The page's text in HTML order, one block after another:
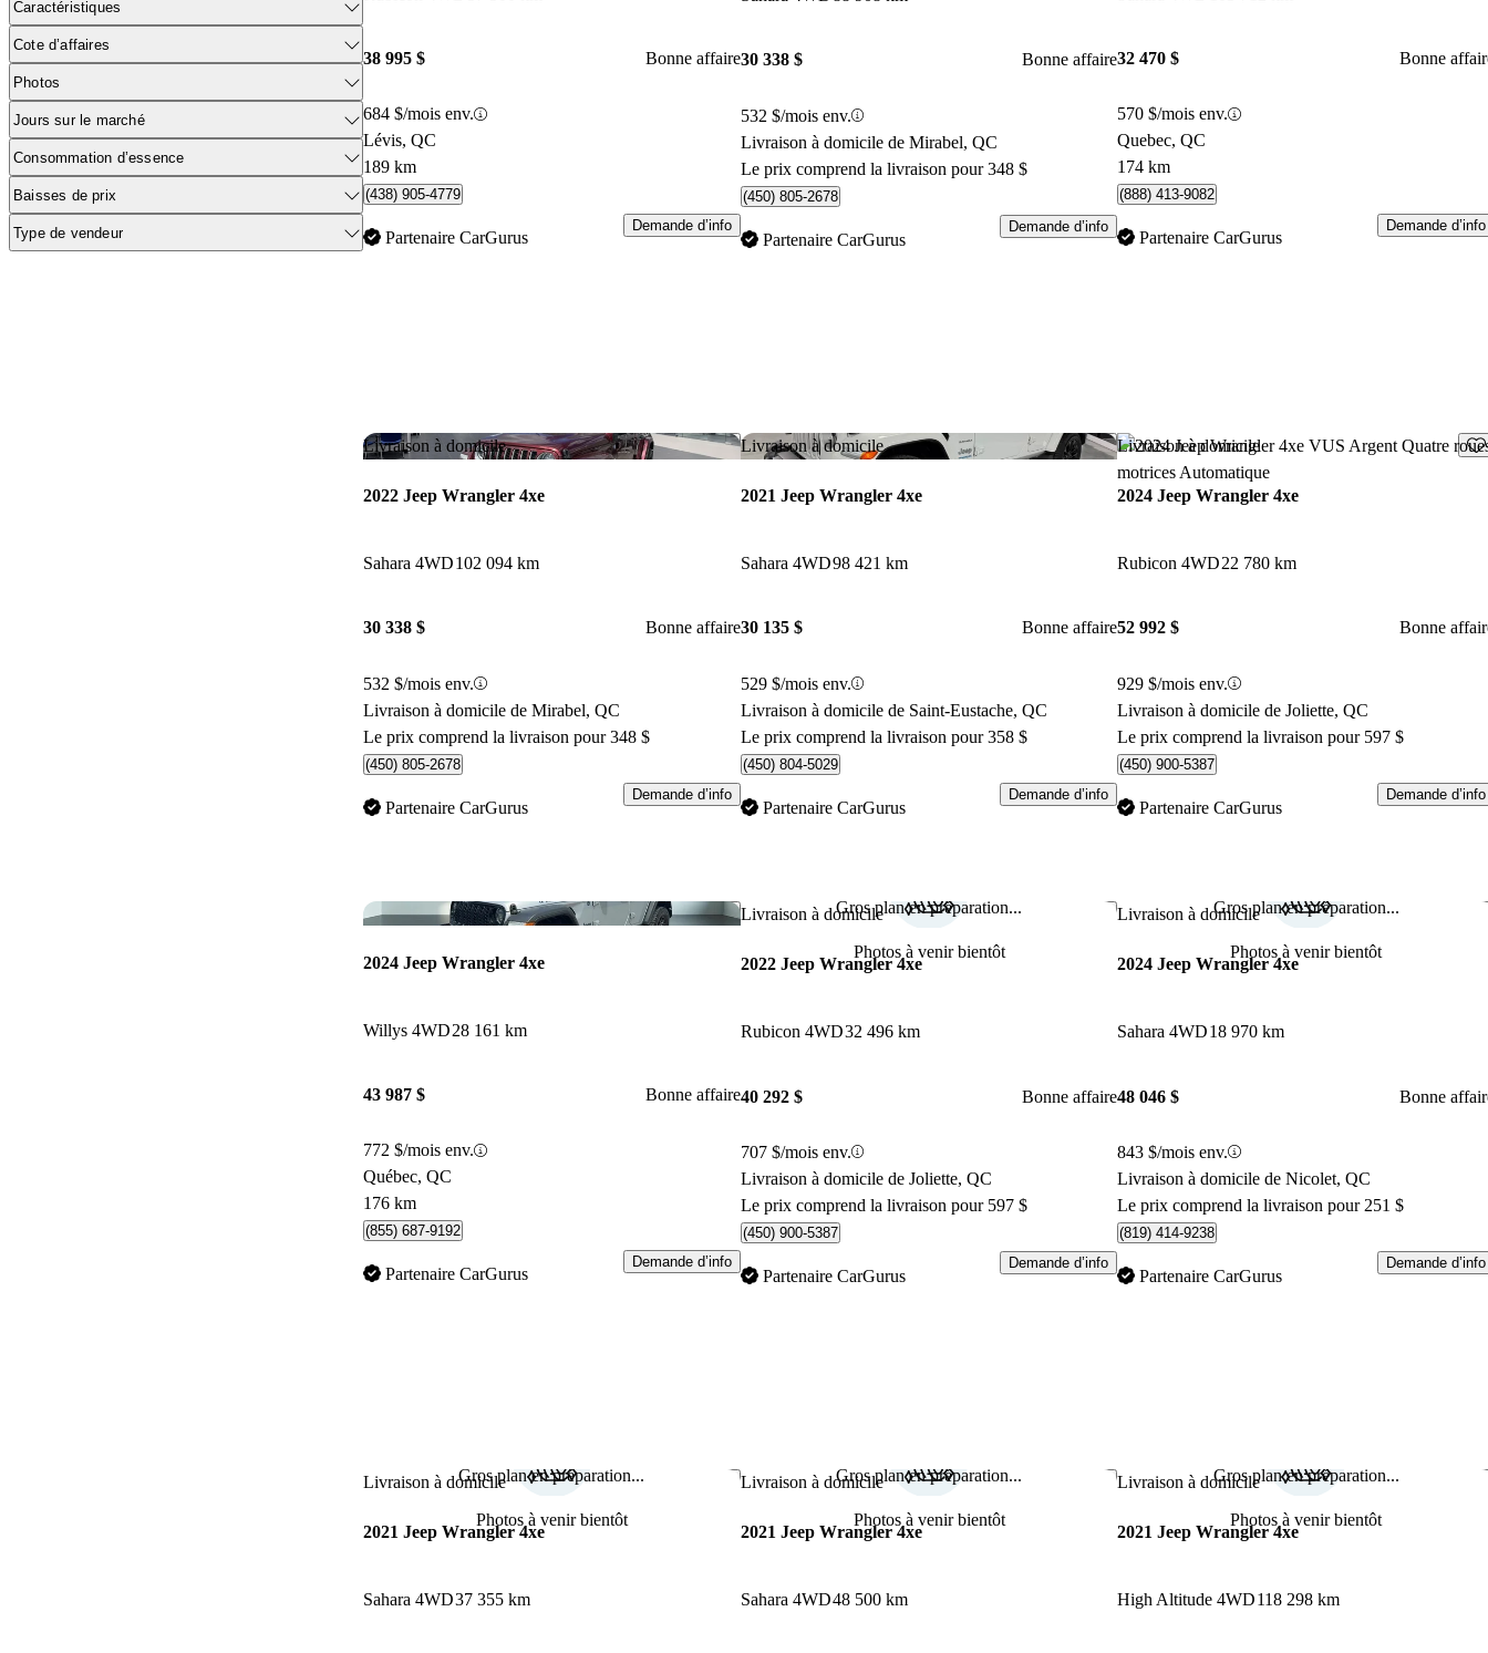
Caractéristiques
Cote d’affaires
Photos
Jours sur le marché
Consommation d’essence
Baisses de prix
Type de vendeur
38 995 $ Bonne affaire
684 $/mois env.
Lévis, QC
189 km
(438) 905-4779
Partenaire CarGurus
Demande d’info
30 338 $ Bonne affaire
532 $/mois env.
Livraison à domicile de Mirabel, QC
Le prix comprend la livraison pour 348 $
(450) 805-2678
Partenaire CarGurus
Demande d’info
32 470 $ Bonne
570 $/mois env.
Quebec, QC
174 km
(888) 413-9082
Partenaire CarGurus
Demande d’info
Livraison à domicile Enregistrer cette annonce
2022 Jeep Wrangler 4xe
Sahara 4WD102 094 km
30 338 $ Bonne affaire
532 $/mois env.
Livraison à domicile de Mirabel, QC
Le prix comprend la livraison pour 348 $
(450) 805-2678
Partenaire CarGurus
Demande d’info
Livraison à domicile Enregistrer cette annonce
2021 Jeep Wrangler 4xe
Sahara 4WD98 421 km
30 135 $ Bonne affaire
529 $/mois env.
Livraison à domicile de Saint-Eustache, QC
Le prix comprend la livraison pour 358 $
(450) 804-5029
Partenaire CarGurus
Demande d’info
Livraison à domicile
2024 Jeep Wrangler 4xe
Rubicon 4WD22 780 km
52 992 $ Bonne
929 $/mois env.
Livraison à domicile de Joliette, QC
Le prix comprend la livraison pour 597 $
(450) 900-5387
Partenaire CarGurus
Demande d’info
Enregistrer cette annonce
2024 Jeep Wrangler 4xe
Willys 4WD28 161 km
43 987 $ Bonne affaire
772 $/mois env.
Québec, QC
176 km
(855) 687-9192
Partenaire CarGurus
Demande d’info
Gros plan en préparation...
Photos à venir bientôt
Livraison à domicile Enregistrer cette annonce
2022 Jeep Wrangler 4xe
Rubicon 4WD32 496 km
40 292 $ Bonne affaire
707 $/mois env.
Livraison à domicile de Joliette, QC
Le prix comprend la livraison pour 597 $
(450) 900-5387
Partenaire CarGurus
Demande d’info
Gros plan en préparation...
Photos à venir bientôt
Livraison à domicile
2024 Jeep Wrangler 4xe
Sahara 4WD18 970 km
48 046 $ Bonne
843 $/mois env.
Livraison à domicile de Nicolet, QC
Le prix comprend la livraison pour 251 $
(819) 414-9238
Partenaire CarGurus
Demande d’info
Gros plan en préparation...
Photos à venir bientôt
Livraison à domicile Enregistrer cette annonce
2021 Jeep Wrangler 4xe
Sahara 4WD37 355 km
Gros plan en préparation...
Photos à venir bientôt
Livraison à domicile Enregistrer cette annonce
2021 Jeep Wrangler 4xe
Sahara 4WD48 500 km
Gros plan en préparation...
Photos à venir bientôt
Livraison à domicile
2021 Jeep Wrangler 4xe
High Altitude 4WD118 298 km